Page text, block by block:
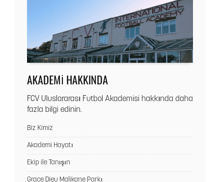
AKADEMI HAKKINDA
FCV Uluslararası Futbol Akademisi hakkında daha
fazla bilgi edinin.
Biz Kimiz
Akademi Hayatı
Ekip ile Tanışın
Grace Dieu Malikane Parkı